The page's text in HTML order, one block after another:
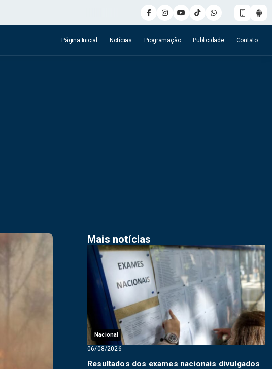
Página Inicial Notícias Programação Publicidade Contato
Mais notícias
Nacional
06/08/2026
Resultados dos exames nacionais divulgados